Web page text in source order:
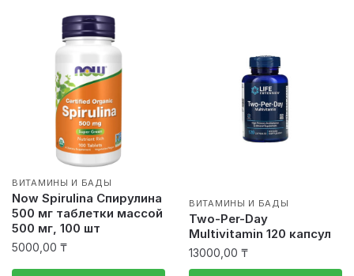
ВИТАМИНЫ И БАДЫ
Now Spirulina Спирулина
500 мг таблетки массой
500 мг, 100 шт
5000,00 ₸
ВИТАМИНЫ И БАДЫ
Two-Per-Day
Multivitamin 120 капсул
13000,00 ₸